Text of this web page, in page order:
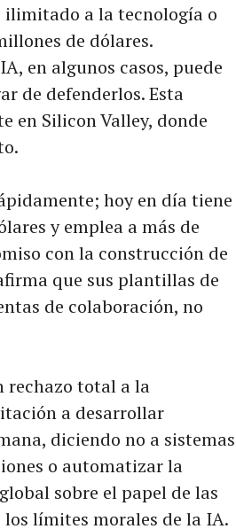
a la tecnología o
de dólares.
en algunos casos, puede
de defenderlos. Esta
en Silicon Valley, donde
hoy en día tiene
y emplea a más de
con la construcción de
que sus plantillas de
de colaboración, no
rechazo total a la
a desarrollar
diciendo no a sistemas
o automatizar la
sobre el papel de las
límites morales de la IA.